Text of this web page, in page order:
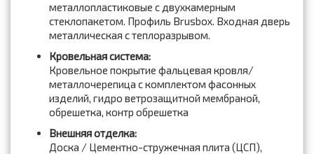
металлопластиковые с двухкамерным
стеклопакетом. Профиль Brusbox. Входная дверь
металлическая с теплоразрывом.
Кровельная система:
Кровельное покрытие фальцевая кровля/
металлочерепица с комплектом фасонных
изделий, гидро ветрозащитной мембраной,
обрешетка, контр обрешетка
Внешняя отделка:
Доска / Цементно-стружечная плита (ЦСП),